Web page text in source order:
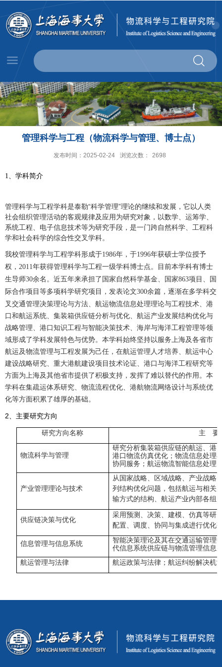
管理科学与工程（物流科学与管理、博士点）
发布时间：2025-02-24 浏览次数： 2698
1、学科简介
管理科学与工程学科是泰勒“科学管理”理论的继续和发展，它以人类
社会组织管理活动的客观规律及应用为研究对象，以数学、运筹学、
系统工程、电子信息技术等为研究手段，是一门跨自然科学、工程科
学和社会科学的综合性交叉学科。
我校管理科学与工程学科形成于1986年，于1996年获硕士学位授予
权， 2011年获得管理科学与工程一级学科博士点。目前本学科有博士
生导师30余名。近五年来承担了国家自然科学基金、国家863项目、国
际合作项目等多项科学研究项目，发表论文300余篇，逐渐在多学科交
叉交通管理决策理论与方法、航运物流信息处理理论与工程技术、港
口和航运系统、集装箱供应链分析与优化、航运产业发展结构优化与
战略管理、港口知识工程与智能决策技术、海岸与海洋工程管理等领
域形成了学科发展特色与优势。本学科始终坚持以服务上海及各省市
航运及物流管理与工程发展为己任，在航运管理人才培养、航运中心
建设战略研究、重大港航建设项目技术论证、港口与海洋工程研究等
方面为上海及其他省市提供了积极支持，发挥了难以替代的作用。本
学科在集疏运体系研究、物流流程优化、港航物流网络设计与系统优
化等方面积累了雄厚的基础。
2、主要研究方向
研究方向名称 主
物流科学与管理
研究分析集装箱供应链的航运、港
港口物流仿真优化；物流信息处理
协同服务；航运物流智能信息处理
产业管理理论与技术
从国家战略、区域战略、产业战略
列结构优化问题，包括航运与相关
输方式的结构、航运产业内部各组
供应链决策与优化
采用预测、决策、建模、仿真等研
配置、调度、协同与集成进行优化
信息管理与信息系统
智能决策理论及其在交通运输管理
代信息系统供应链与物流管理信息
航运管理与法律
航运政策与法律；航运纠纷解决机